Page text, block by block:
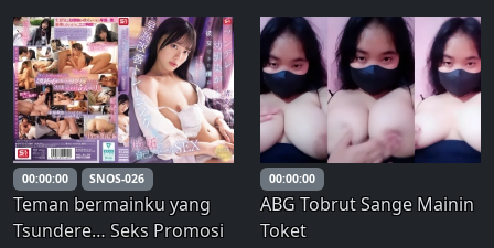
00:00:00 SNOS-026
Teman bermainku yang
Tsundere… Seks Promosi
00:00:00
ABG Tobrut Sange Mainin
Toket